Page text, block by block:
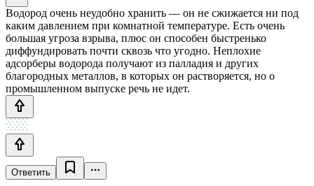
Водород очень неудобно хранить — он не сжижается ни под
каким давлением при комнатной температуре. Есть очень
большая угроза взрыва, плюс он способен быстренько
диффундировать почти сквозь что угодно. Неплохие
адсорберы водорода получают из палладия и других
благородных металлов, в которых он растворяется, но о
промышленном выпуске речь не идет.
Ответить